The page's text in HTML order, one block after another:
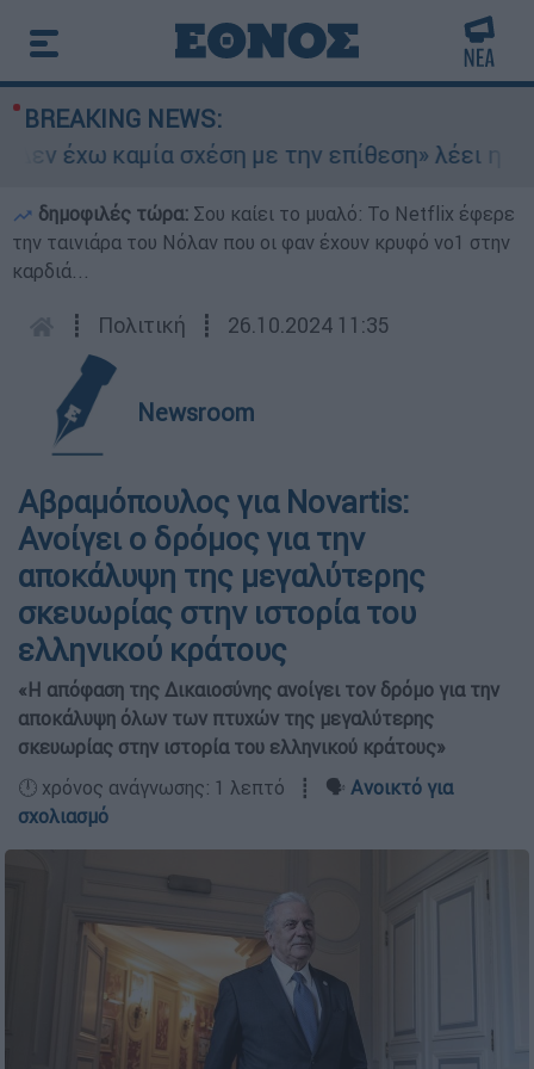
BREAKING NEWS:
έχω καμία σχέση με την επίθεση» λέει η
δημοφιλές τώρα: Σου καίει το μυαλό: Το Netflix έφερε
την ταινιάρα του Νόλαν που οι φαν έχουν κρυφό νο1 στην
καρδιά...
┋ Πολιτική ┋ 26.10.2024 11:35
Newsroom
Αβραμόπουλος για Novartis:
Ανοίγει ο δρόμος για την
αποκάλυψη της μεγαλύτερης
σκευωρίας στην ιστορία του
ελληνικού κράτους
«Η απόφαση της Δικαιοσύνης ανοίγει τον δρόμο για την
αποκάλυψη όλων των πτυχών της μεγαλύτερης
σκευωρίας στην ιστορία του ελληνικού κράτους»
🕛 χρόνος ανάγνωσης: 1 λεπτό ┋ 🗣️ Ανοικτό για
σχολιασμό